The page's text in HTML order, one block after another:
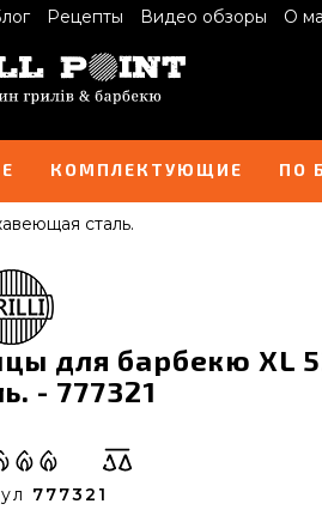
Рецепты Видео обзоры О
КОМПЛЕКТУЮЩИЕ ПО
сталь.
для барбекю XL
- 777321
777321